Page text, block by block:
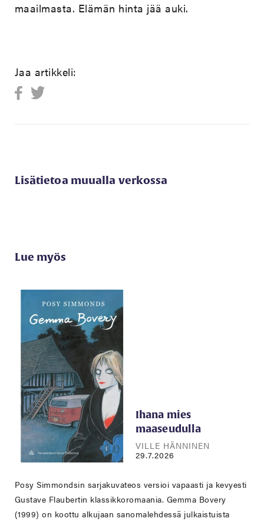
maailmasta. Elämän hinta jää auki.
Jaa artikkeli:
Lisätietoa muualla verkossa
Lue myös
Ihana mies
maaseudulla
VILLE HÄNNINEN
29.7.2026
Posy Simmondsin sarjakuvateos versioi vapaasti ja kevyesti
Gustave Flaubertin klassikkoromaania. Gemma Bovery
(1999) on koottu alkujaan sanomalehdessä julkaistuista